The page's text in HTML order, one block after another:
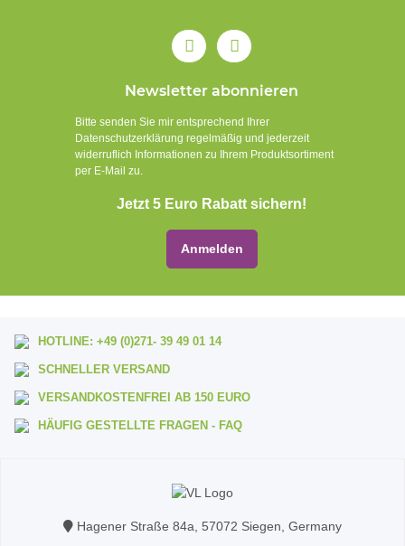
Newsletter abonnieren
Bitte senden Sie mir entsprechend Ihrer
Datenschutzerklärung regelmäßig und jederzeit
widerruflich Informationen zu Ihrem Produktsortiment
per E-Mail zu.
Jetzt 5 Euro Rabatt sichern!
Anmelden
HOTLINE: +49 (0)271- 39 49 01 14
SCHNELLER VERSAND
VERSANDKOSTENFREI AB 150 EURO
HÄUFIG GESTELLTE FRAGEN - FAQ
Hagener Straße 84a, 57072 Siegen, Germany